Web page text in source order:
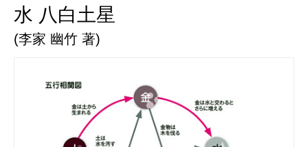
水 八白土星
(李家 幽竹 著)